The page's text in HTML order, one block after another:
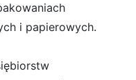
i papierowych.